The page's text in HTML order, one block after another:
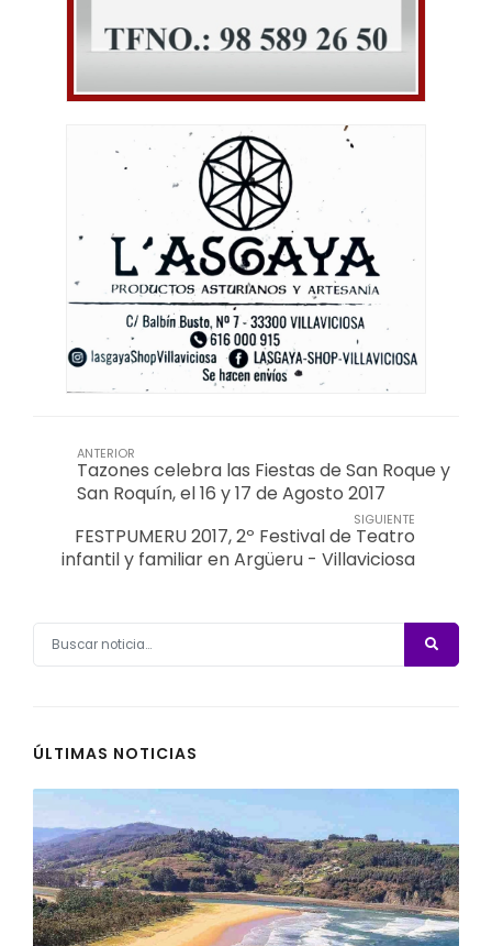
ANTERIOR
Tazones celebra las Fiestas de San Roque y
San Roquín, el 16 y 17 de Agosto 2017
SIGUIENTE
FESTPUMERU 2017, 2º Festival de Teatro
infantil y familiar en Argüeru - Villaviciosa
ÚLTIMAS NOTICIAS